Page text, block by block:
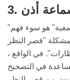
أذن
"عندما لا تسمع ، فإن استخدام المعينات السمعية" هو سوء فهم
"قصر النظر
في الواقع ،
في التصحيح